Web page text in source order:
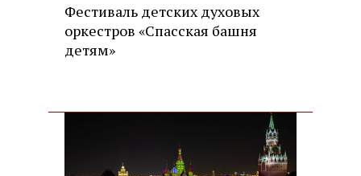
Фестиваль детских духовых
оркестров «Спасская башня
детям»